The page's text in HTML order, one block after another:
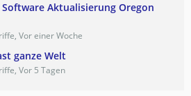
Aktualisierung Oregon
Vor einer Woche
ganze Welt
Vor 5 Tagen